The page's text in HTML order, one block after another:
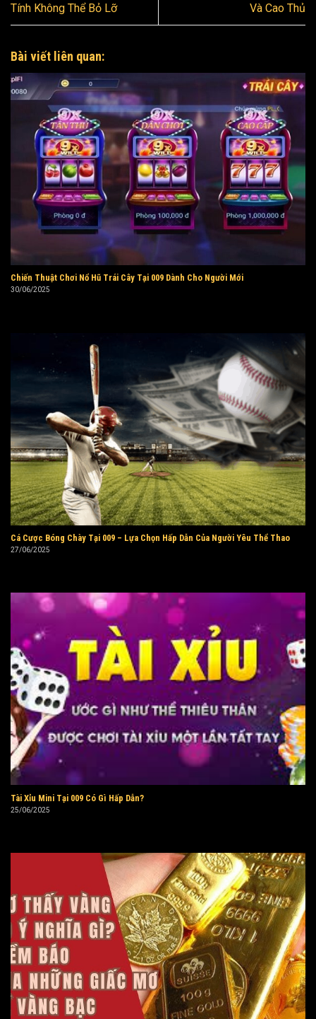
Tính Không Thể Bỏ Lỡ
Và Cao Thủ
Bài viết liên quan:
Chiến Thuật Chơi Nổ Hũ Trái Cây Tại 009 Dành Cho Người Mới
30/06/2025
Cá Cược Bóng Chày Tại 009 – Lựa Chọn Hấp Dẫn Của Người Yêu Thể Thao
27/06/2025
Tài Xỉu Mini Tại 009 Có Gì Hấp Dẫn?
25/06/2025